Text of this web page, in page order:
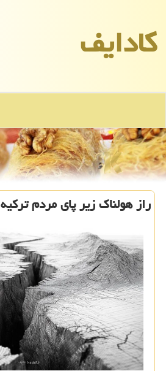
كادایف
راز هولناک زیر پای مردم ترکیه